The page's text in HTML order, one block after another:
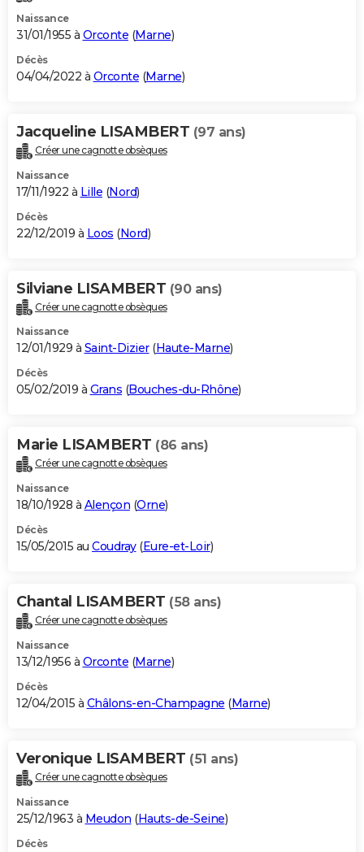
Naissance
31/01/1955 à Orconte (Marne)
Décès
04/04/2022 à Orconte (Marne)
Jacqueline LISAMBERT (97 ans)
Créer une cagnotte obsèques
Naissance
17/11/1922 à Lille (Nord)
Décès
22/12/2019 à Loos (Nord)
Silviane LISAMBERT (90 ans)
Créer une cagnotte obsèques
Naissance
12/01/1929 à Saint-Dizier(Haute-Marne)
Décès
05/02/2019 à Grans (Bouches-du-Rhône)
Marie LISAMBERT (86 ans)
Créer une cagnotte obsèques
Naissance
18/10/1928 à Alençon (Orne)
Décès
15/05/2015 au Coudray(Eure-et-Loir)
Chantal LISAMBERT (58 ans)
Créer une cagnotte obsèques
Naissance
13/12/1956 à Orconte (Marne)
Décès
12/04/2015 à Châlons-en-Champagne (Marne)
Veronique LISAMBERT (51 ans)
Créer une cagnotte obsèques
Naissance
25/12/1963 à Meudon (Hauts-de-Seine)
Décès